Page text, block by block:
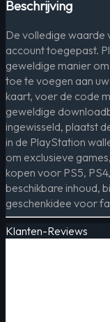
Beschrijving
De volledige waarde
account toegepast.
geweldige manier
toe te voegen aan
kaart, voer de code
geweldige
ingewisseld, plaatst
in de PlayStation
om exclusieve
kopen voor PS5,
beschikbare inhoud,
geschenkidee voor
Klanten-Reviews